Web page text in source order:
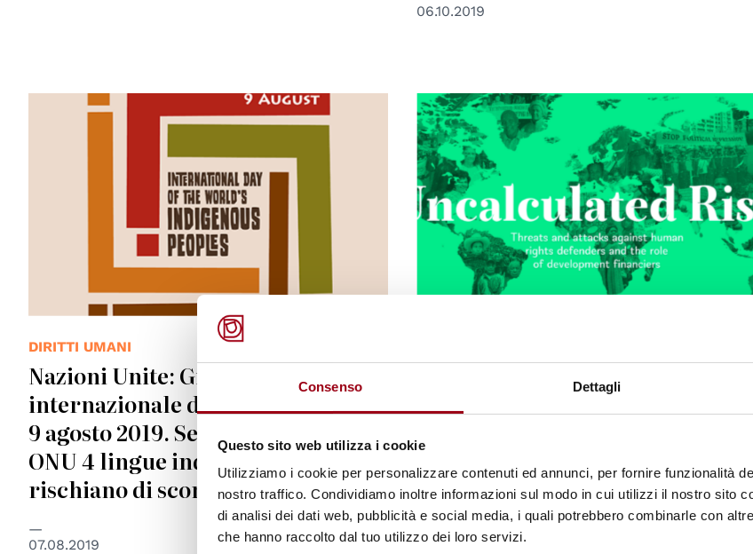
Consenso Dettagli
Questo sito web utilizza i cookie
Utilizziamo i cookie per personalizzare contenuti ed annunci, per fornire funzionalità
nostro traffico. Condividiamo inoltre informazioni sul modo in cui utilizzi il nostro sito
di analisi dei dati web, pubblicità e social media, i quali potrebbero combinarle con
che hanno raccolto dal tuo utilizzo dei loro servizi.
06.10.2019
DIRITTI UMANI
Nazioni Unite: Giornata
internazionale dei popoli indigeni,
9 agosto 2019. Secondo gli esperti
ONU 4 lingue indigene su 10
rischiano di scomparire
07.08.2019
Coalizione per i diritti umani
sviluppo: pubblicato il rapporto
attacchi contro i difensori dei
diritti umani e il ruolo dei
finanzieri per lo sviluppo”